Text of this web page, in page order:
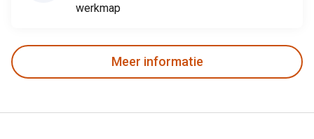
werkmap
Meer informatie